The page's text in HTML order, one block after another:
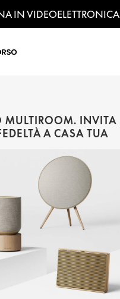
IN VIDEOELETTRONICA
MULTIROOM. INVITA
A CASA TUA